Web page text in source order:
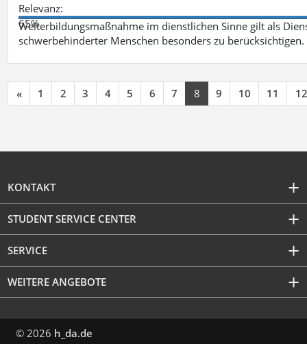
Relevanz:
65%
Weiterbildungsmaßnahme im dienstlichen Sinne gilt als
schwerbehinderter Menschen besonders zu berücksichtigen.
« 1 2 3 4 5 6 7 8 9 10 11 12
KONTAKT
STUDENT SERVICE CENTER
SERVICE
WEITERE ANGEBOTE
© 2026 h_da.de